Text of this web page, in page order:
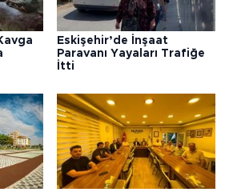
Eskişehir’de İnşaat
Paravanı Yayaları Trafiğe
İtti